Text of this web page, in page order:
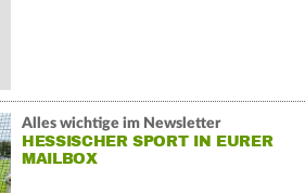
Alles wichtige im Newsletter
HESSISCHER SPORT IN EURER
MAILBOX